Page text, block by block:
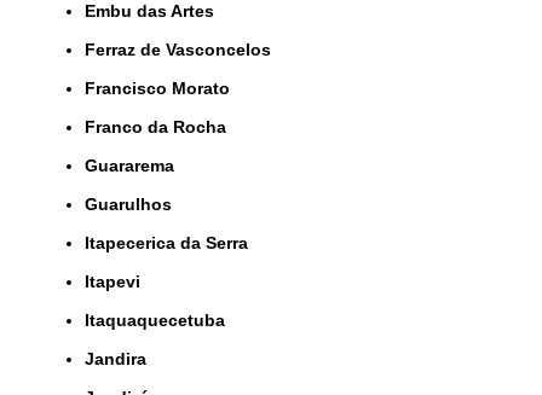
Embu das Artes
Ferraz de Vasconcelos
Francisco Morato
Franco da Rocha
Guararema
Guarulhos
Itapecerica da Serra
Itapevi
Itaquaquecetuba
Jandira